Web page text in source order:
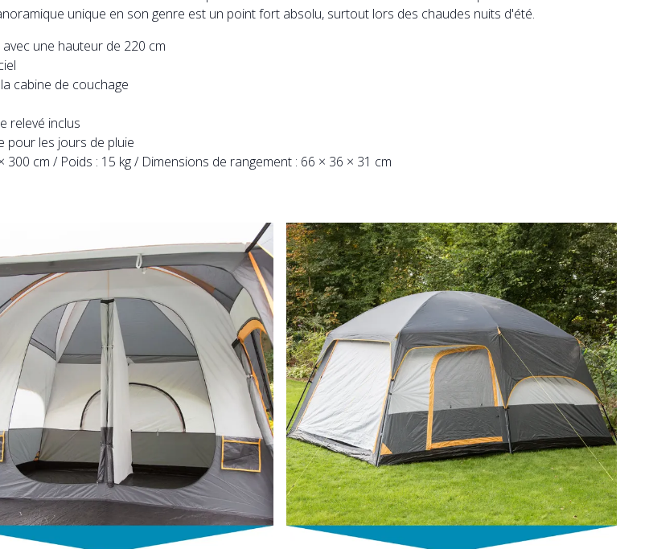
unique en son genre est un point fort absolu, surtout lors des chaudes nuits d'été.
une hauteur de 220 cm
cabine de couchage
relevé inclus
pour les jours de pluie
cm / Poids : 15 kg / Dimensions de rangement : 66 × 36 × 31 cm